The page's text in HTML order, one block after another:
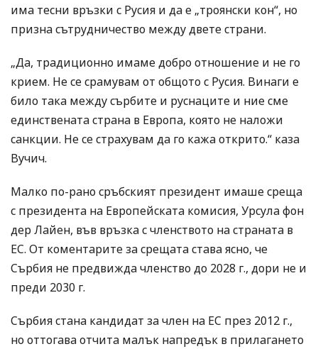
има тесни връзки с Русия и да е „троянски кон“, но
призна сътрудничество между двете страни.
„Да, традиционно имаме добро отношение и не го
крием. Не се срамувам от общото с Русия. Винаги е
било така между сърбите и руснаците и ние сме
единствената страна в Европа, която не наложи
санкции. Не се страхувам да го кажа открито.“ каза
Вучич.
Малко по-рано сръбският президент имаше среща
с президента на Европейската комисия, Урсула фон
дер Лайен, във връзка с членството на страната в
ЕС. От коментарите за срещата става ясно, че
Сърбия не предвижда членство до 2028 г., дори не и
преди 2030 г.
Сърбия стана кандидат за член на ЕС през 2012 г.,
но оттогава отчита малък напредък в прилагането